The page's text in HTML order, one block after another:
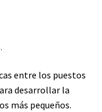
.
entre los puestos
desarrollar la
más pequeños.